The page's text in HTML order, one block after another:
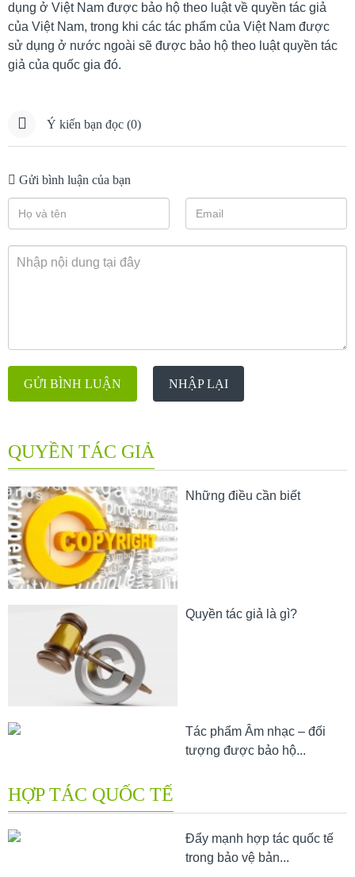
dụng ở Việt Nam được bảo hộ theo luật về quyền tác giả
của Việt Nam, trong khi các tác phẩm của Việt Nam được
sử dụng ở nước ngoài sẽ được bảo hộ theo luật quyền tác
giả của quốc gia đó.
Ý kiến bạn đọc (0)
Gửi bình luận của bạn
GỬI BÌNH LUẬN NHẬP LẠI
QUYỀN TÁC GIẢ
Những điều cần biết
Quyền tác giả là gì?
Tác phẩm Âm nhạc – đối
tượng được bảo hộ...
HỢP TÁC QUỐC TẾ
Đẩy mạnh hợp tác quốc tế
trong bảo vệ bản...